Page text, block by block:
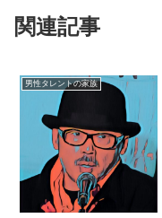
関連記事
男性タレントの家族